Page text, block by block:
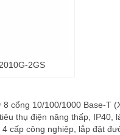
2GS
cổng 10/100/1000 Base-T
thụ điện năng thấp, IP40,
cấp công nghiệp, lắp đặt